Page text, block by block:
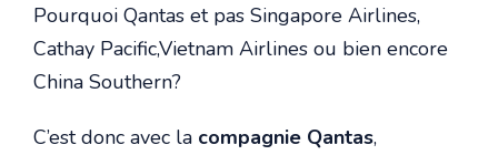
Pourquoi Qantas et pas Singapore Airlines,
Cathay Pacific,Vietnam Airlines ou bien encore
China Southern?
C’est donc avec la compagnie Qantas,